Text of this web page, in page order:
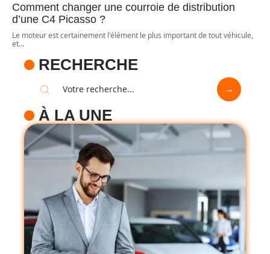
Comment changer une courroie de distribution
d’une C4 Picasso ?
Le moteur est certainement l'élément le plus important de tout véhicule,
et…
RECHERCHE
À LA UNE